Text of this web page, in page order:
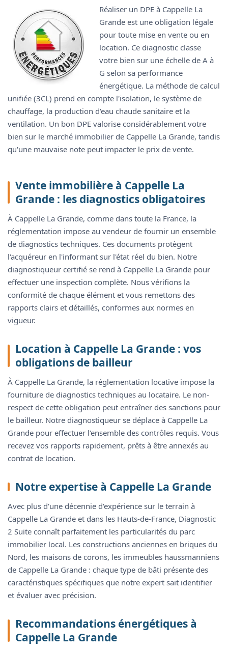
Réaliser un DPE à Cappelle La
Grande est une obligation légale
pour toute mise en vente ou en
location. Ce diagnostic classe
votre bien sur une échelle de A à
G selon sa performance
énergétique. La méthode de calcul
unifiée (3CL) prend en compte l'isolation, le système de
chauffage, la production d'eau chaude sanitaire et la
ventilation. Un bon DPE valorise considérablement votre
bien sur le marché immobilier de Cappelle La Grande, tandis
qu'une mauvaise note peut impacter le prix de vente.
Vente immobilière à Cappelle La
Grande : les diagnostics obligatoires
À Cappelle La Grande, comme dans toute la France, la
réglementation impose au vendeur de fournir un ensemble
de diagnostics techniques. Ces documents protègent
l'acquéreur en l'informant sur l'état réel du bien. Notre
diagnostiqueur certifié se rend à Cappelle La Grande pour
effectuer une inspection complète. Nous vérifions la
conformité de chaque élément et vous remettons des
rapports clairs et détaillés, conformes aux normes en
vigueur.
Location à Cappelle La Grande : vos
obligations de bailleur
À Cappelle La Grande, la réglementation locative impose la
fourniture de diagnostics techniques au locataire. Le non-
respect de cette obligation peut entraîner des sanctions pour
le bailleur. Notre diagnostiqueur se déplace à Cappelle La
Grande pour effectuer l'ensemble des contrôles requis. Vous
recevez vos rapports rapidement, prêts à être annexés au
contrat de location.
Notre expertise à Cappelle La Grande
Avec plus d'une décennie d'expérience sur le terrain à
Cappelle La Grande et dans les Hauts-de-France, Diagnostic
2 Suite connaît parfaitement les particularités du parc
immobilier local. Les constructions anciennes en briques du
Nord, les maisons de corons, les immeubles haussmanniens
de Cappelle La Grande : chaque type de bâti présente des
caractéristiques spécifiques que notre expert sait identifier
et évaluer avec précision.
Recommandations énergétiques à
Cappelle La Grande